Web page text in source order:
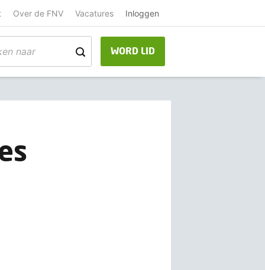
Over de FNV Vacatures Inloggen
WORD LID